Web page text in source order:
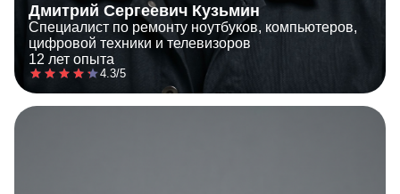
Дмитрий Сергеевич Кузьмин
Специалист по ремонту ноутбуков, компьютеров,
цифровой техники и телевизоров
12 лет опыта
4.3/5